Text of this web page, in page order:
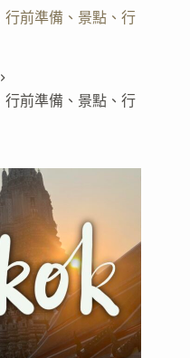
行前準備、景點、行
行前準備、景點、行